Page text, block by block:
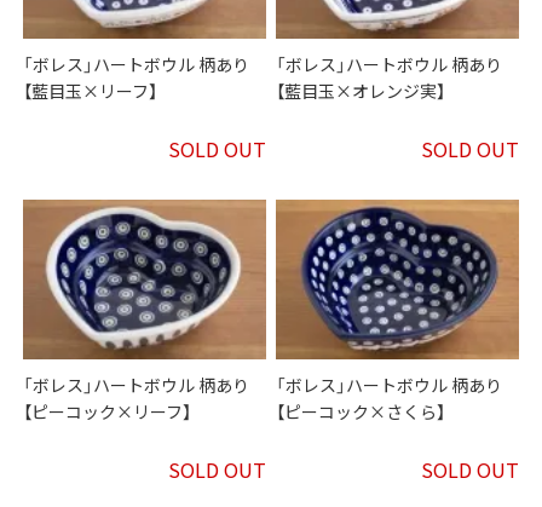
「ボレス」ハートボウル 柄あり
【藍目玉×リーフ】
SOLD OUT
「ボレス」ハートボウル 柄あり
【藍目玉×オレンジ実】
SOLD OUT
「ボレス」ハートボウル 柄あり
【ピーコック×リーフ】
SOLD OUT
「ボレス」ハートボウル 柄あり
【ピーコック×さくら】
SOLD OUT